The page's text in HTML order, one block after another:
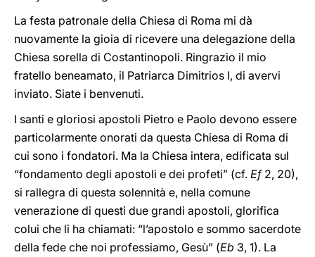
La festa patronale della Chiesa di Roma mi dà
nuovamente la gioia di ricevere una delegazione della
Chiesa sorella di Costantinopoli. Ringrazio il mio
fratello beneamato, il Patriarca Dimitrios I, di avervi
inviato. Siate i benvenuti.
I santi e gloriosi apostoli Pietro e Paolo devono essere
particolarmente onorati da questa Chiesa di Roma di
cui sono i fondatori. Ma la Chiesa intera, edificata sul
“fondamento degli apostoli e dei profeti” (cf. Ef2, 20),
si rallegra di questa solennità e, nella comune
venerazione di questi due grandi apostoli, glorifica
colui che li ha chiamati: “l’apostolo e sommo sacerdote
della fede che noi professiamo, Gesù” (Eb 3, 1). La